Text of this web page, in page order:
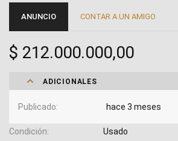
ANUNCIO CONTAR A UN AMIGO
$ 212.000.000,00
ADICIONALES
Publicado hace 3 meses
Condición
Usado